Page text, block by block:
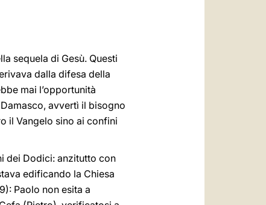
sequela di Gesù. Questi
dalla difesa della
mai l’opportunità
avvertì il bisogno
il Vangelo sino ai confini
dei Dodici: anzitutto con
edificando la Chiesa
Paolo non esita a